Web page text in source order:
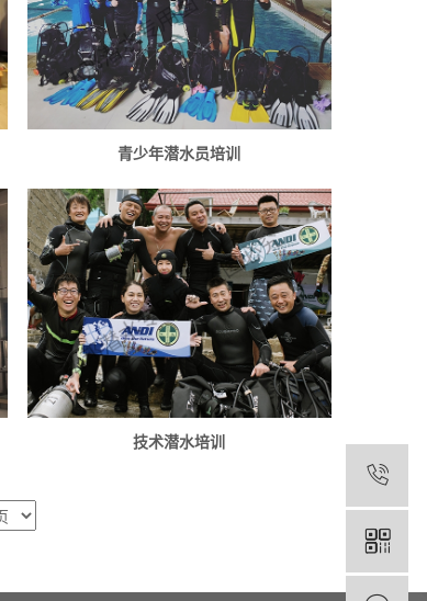
青少年潜水员培训
技术潜水培训